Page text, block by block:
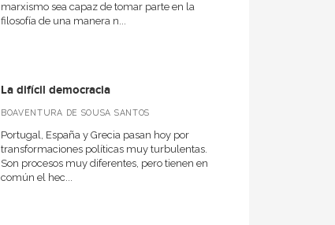
marxismo sea capaz de tomar parte en la
filosofía de una manera n...
La difícil democracia
BOAVENTURA DE SOUSA SANTOS
Portugal, España y Grecia pasan hoy por
transformaciones políticas muy turbulentas.
Son procesos muy diferentes, pero tienen en
común el hec...